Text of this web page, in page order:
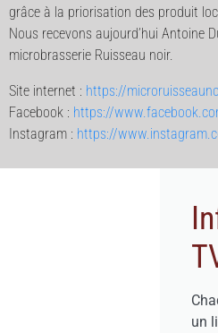
grâce à la priorisation des produit
Nous recevons aujourd’hui Antoine
microbrasserie Ruisseau noir.
Site internet : https://
Facebook : https://
Instagram : https://
un